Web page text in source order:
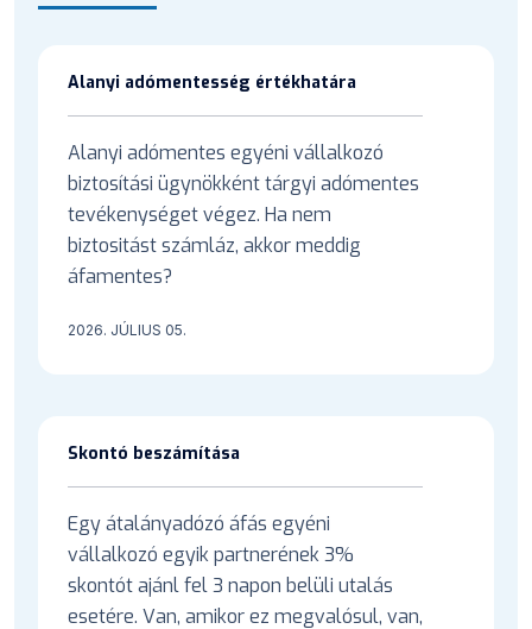
Alanyi adómentesség értékhatára
Alanyi adómentes egyéni vállalkozó
biztosítási ügynökként tárgyi adómentes
tevékenységet végez. Ha nem
biztositást számláz, akkor meddig
áfamentes?
2026. JÚLIUS 05.
Skontó beszámítása
Egy átalányadózó áfás egyéni
vállalkozó egyik partnerének 3%
skontót ajánl fel 3 napon belüli utalás
esetére. Van, amikor ez megvalósul, van,